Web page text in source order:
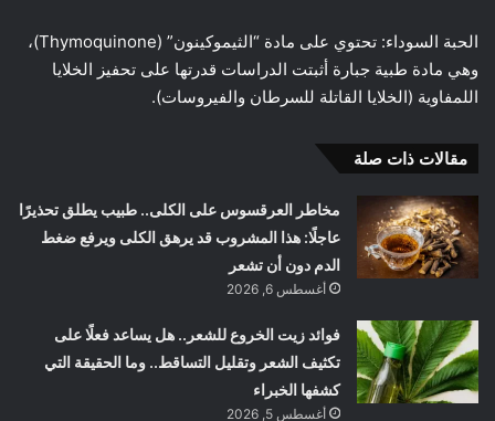
الحبة السوداء: تحتوي على مادة “الثيموكينون” (Thymoquinone)،
وهي مادة طبية جبارة أثبتت الدراسات قدرتها على تحفيز الخلايا
اللمفاوية (الخلايا القاتلة للسرطان والفيروسات).
مقالات ذات صلة
مخاطر العرقسوس على الكلى.. طبيب يطلق تحذيرًا
عاجلًا: هذا المشروب قد يرهق الكلى ويرفع ضغط
الدم دون أن تشعر
أغسطس 6, 2026
فوائد زيت الخروع للشعر.. هل يساعد فعلًا على
تكثيف الشعر وتقليل التساقط.. وما الحقيقة التي
كشفها الخبراء
أغسطس 5, 2026